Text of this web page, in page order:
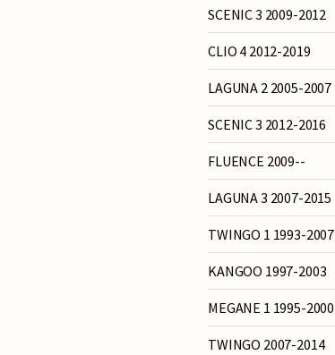
SCENIC 3 2009-2012
CLIO 4 2012-2019
LAGUNA 2 2005-2007
SCENIC 3 2012-2016
FLUENCE 2009--
LAGUNA 3 2007-2015
TWINGO 1 1993-2007
KANGOO 1997-2003
MEGANE 1 1995-2000
TWINGO 2007-2014